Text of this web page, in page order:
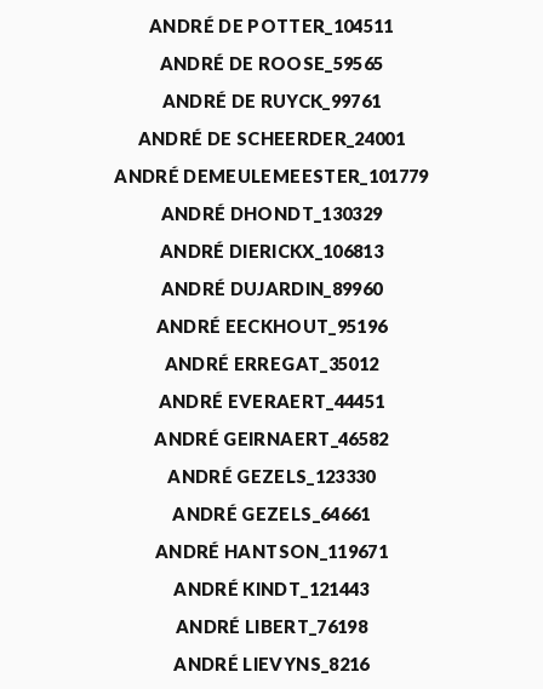
ANDRÉ DE POTTER_104511
ANDRÉ DE ROOSE_59565
ANDRÉ DE RUYCK_99761
ANDRÉ DE SCHEERDER_24001
ANDRÉ DEMEULEMEESTER_101779
ANDRÉ DHONDT_130329
ANDRÉ DIERICKX_106813
ANDRÉ DUJARDIN_89960
ANDRÉ EECKHOUT_95196
ANDRÉ ERREGAT_35012
ANDRÉ EVERAERT_44451
ANDRÉ GEIRNAERT_46582
ANDRÉ GEZELS_123330
ANDRÉ GEZELS_64661
ANDRÉ HANTSON_119671
ANDRÉ KINDT_121443
ANDRÉ LIBERT_76198
ANDRÉ LIEVYNS_8216